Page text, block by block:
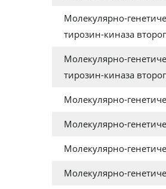
Молекулярно-
тирозин-киназа
Молекулярно-
тирозин-киназа
Молекулярно-
Молекулярно-
Молекулярно-
Молекулярно-